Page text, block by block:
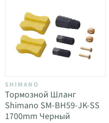
SHIMANO
Тормозной Шланг
Shimano SM-BH59-JK-SS
1700mm Черный